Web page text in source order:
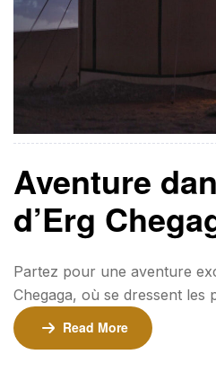
Aventure
d’Erg
Partez pour une aventure
Chegaga, où se dressent les
Maroc, culminant à 300
et préservé vous plongera
Read More